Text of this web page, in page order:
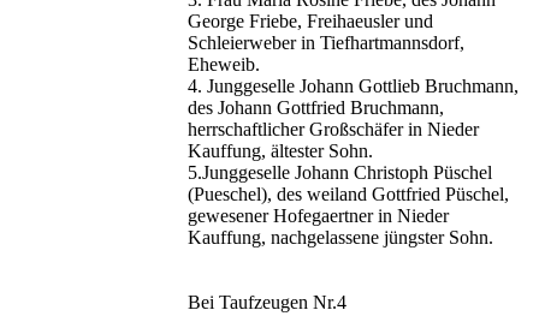
George Friebe, Freihaeusler und
Schleierweber in Tiefhartmannsdorf,
Eheweib.
4. Junggeselle Johann Gottlieb Bruchmann,
des Johann Gottfried Bruchmann,
herrschaftlicher Großschäfer in Nieder
Kauffung, ältester Sohn.
5.Junggeselle Johann Christoph Püschel
(Pueschel), des weiland Gottfried Püschel,
gewesener Hofegaertner in Nieder
Kauffung, nachgelassene jüngster Sohn.
Bei Taufzeugen Nr.4